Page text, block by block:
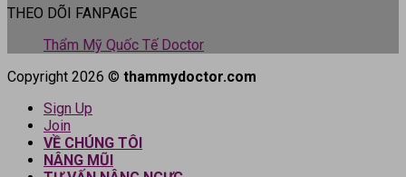
THEO DÕI FANPAGE
Thẩm Mỹ Quốc Tế Doctor
Copyright 2026 © thammydoctor.com
Sign Up
Join
VỀ CHÚNG TÔI
NÂNG MŨI